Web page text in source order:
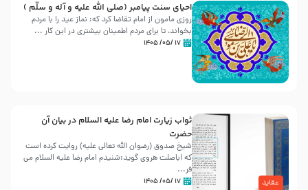
احیای سنت پیامبر (صلی الله علیه و آله و سلّم )
روزی مامون از امام تقاضا کرد که: نماز عید را با مردم
بخواند، تا برای مردم اطمینان بیشتری در این کار ...
۱۷ /۰۵/ ۱۴۰۵
عقاید
ثواب زیارت امام رضا علیه السلام در بیان آن
حضرت
شیخ صدوق (رضوان الله تعالی علیه) روایت کرده است
که اباصلت هروی گوید:شنیدم امام رضا علیه السلام می
فر...
۱۷ /۰۵/ ۱۴۰۵